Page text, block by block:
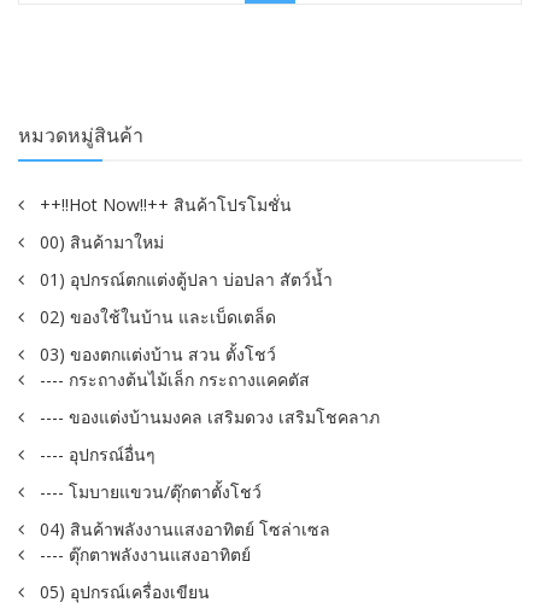
หมวดหมู่สินค้า
++!!Hot Now!!++ สินค้าโปรโมชั่น
00) สินค้ามาใหม่
01) อุปกรณ์ตกแต่งตู้ปลา บ่อปลา สัตว์น้ำ
02) ของใช้ในบ้าน และเบ็ดเตล็ด
03) ของตกแต่งบ้าน สวน ตั้งโชว์
---- กระถางต้นไม้เล็ก กระถางแคคตัส
---- ของแต่งบ้านมงคล เสริมดวง เสริมโชคลาภ
---- อุปกรณ์อื่นๆ
---- โมบายแขวน/ตุ๊กตาตั้งโชว์
04) สินค้าพลังงานแสงอาทิตย์ โซล่าเซล
---- ตุ๊กตาพลังงานแสงอาทิตย์
05) อุปกรณ์เครื่องเขียน